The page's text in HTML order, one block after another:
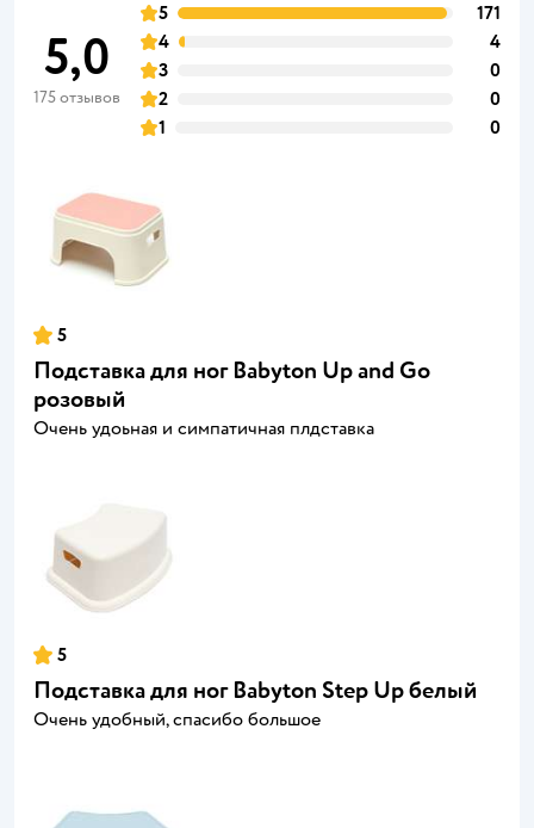
5,0
175 отзывов
5
171
4
4
3
0
2
0
1
0
5
Подставка для ног Babyton Up and Go
розовый
Очень удоьная и симпатичная плдставка
5
Подставка для ног Babyton Step Up белый
Очень удобный, спасибо большое